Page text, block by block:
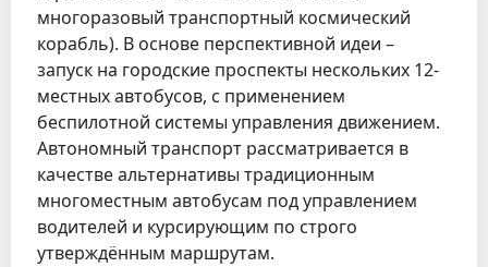
многоразовый транспортный космический
корабль). В основе перспективной идеи –
запуск на городские проспекты нескольких 12-
местных автобусов, с применением
беспилотной системы управления движением.
Автономный транспорт рассматривается в
качестве альтернативы традиционным
многоместным автобусам под управлением
водителей и курсирующим по строго
утверждённым маршрутам.